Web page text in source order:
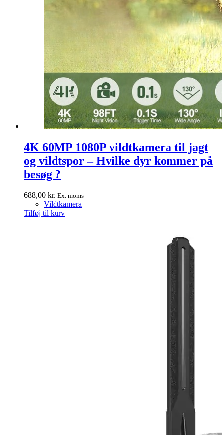
4K 60MP 1080P vildtkamera til jagt
og vildtspor – Hvilke dyr kommer på
besøg ?
688,00 kr. Ex. moms
Vildtkamera
Tilføj til kurv